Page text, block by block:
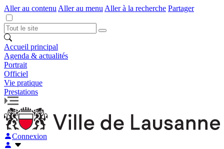
Aller au contenu Aller au menu Aller à la recherche Partager
Accueil principal
Agenda & actualités
Portrait
Officiel
Vie pratique
Prestations
Connexion